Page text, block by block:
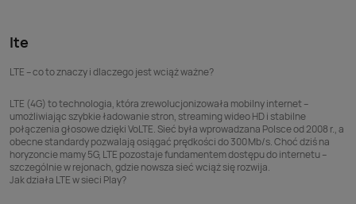
lte
LTE – co to znaczy i dlaczego jest wciąż ważne?
LTE (4G) to technologia, która zrewolucjonizowała mobilny internet –
umożliwiając szybkie ładowanie stron, streaming wideo HD i stabilne
połączenia głosowe dzięki VoLTE. Sieć była wprowadzana Polsce od 2008 r., a
obecne standardy pozwalają osiągać prędkości do 300 Mb/s. Choć dziś na
horyzoncie mamy 5G, LTE pozostaje fundamentem dostępu do internetu –
szczególnie w rejonach, gdzie nowsza sieć wciąż się rozwija.
Jak działa LTE w sieci Play?